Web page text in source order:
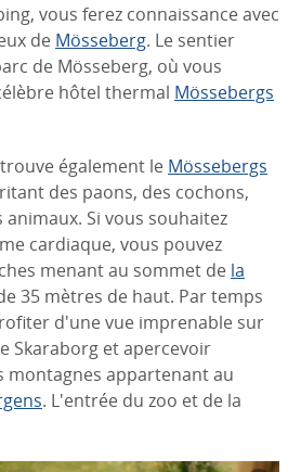
vous ferez connaissance avec
de Mösseberg. Le sentier
de Mösseberg, où vous
hôtel thermal Mössebergs
également le Mössebergs
des paons, des cochons,
Si vous souhaitez
cardiaque, vous pouvez
menant au sommet de la
35 mètres de haut. Par temps
d'une vue imprenable sur
Skaraborg et apercevoir
montagnes appartenant au
. L'entrée du zoo et de la